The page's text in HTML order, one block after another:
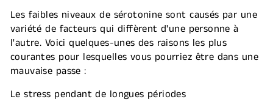
Les faibles niveaux de sérotonine sont causés par une
variété de facteurs qui diffèrent d'une personne à
l'autre. Voici quelques-unes des raisons les plus
courantes pour lesquelles vous pourriez être dans une
mauvaise passe :
Le stress pendant de longues périodes